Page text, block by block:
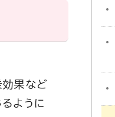
効果など
ように